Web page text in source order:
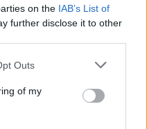
on the IAB’s List of
further disclose it to other
Outs
of my
perspectiva per